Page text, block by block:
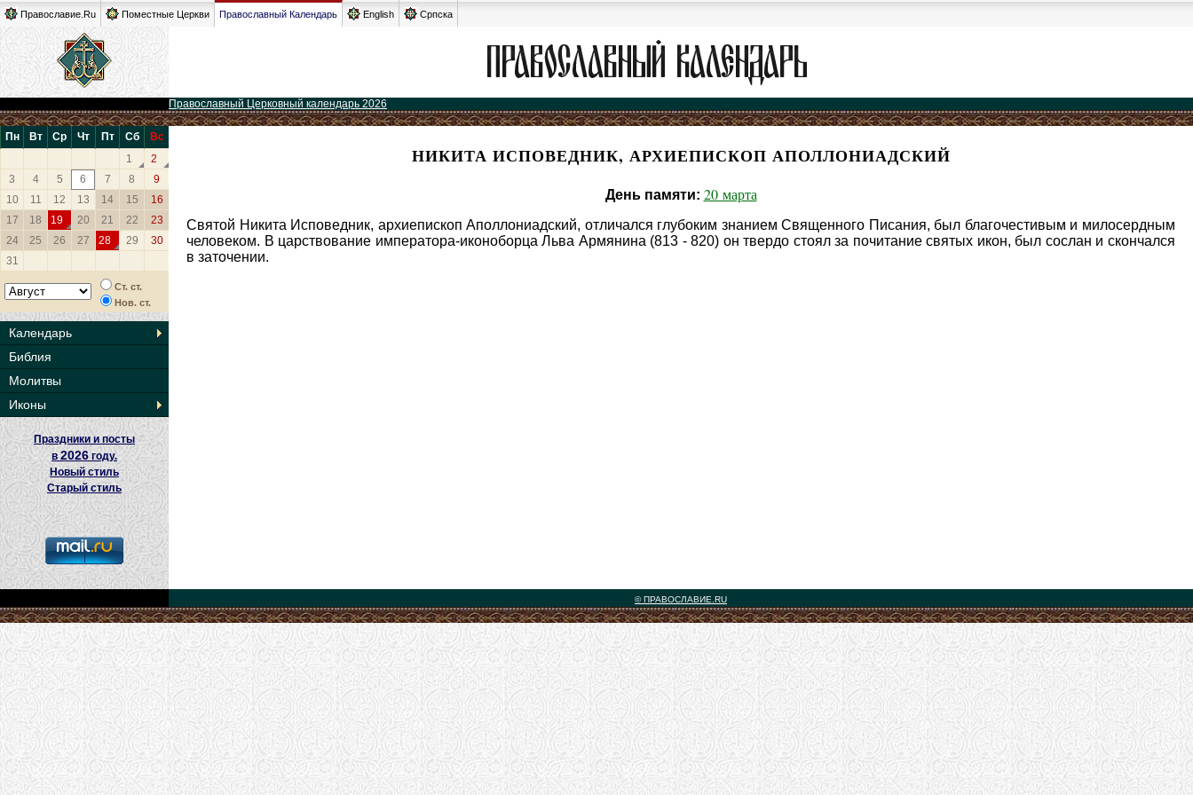
Православие.Ru Поместные Церкви Православный Календарь English Српска
Православный Церковный календарь 2026
Пн Вт Ср Чт Пт Сб
Вс
1
2
3
4 5 6 7 8
9
10
11 12 13 14 15
16
17
18 19 20 21 22
23
24
25 26 27 28 29
30
31
Ст. ст.
Нов. ст.
Календарь
Библия
Молитвы
Иконы
Праздники и посты
в 2026 году.
Новый стиль
Старый стиль
НИКИТА ИСПОВЕДНИК, АРХИЕПИСКОП АПОЛЛОНИАДСКИЙ
День памяти: 20 марта
Святой Никита Исповедник, архиепископ Аполлониадский, отличался глубоким знанием Священного Писания, был благочестивым и милосердным
человеком. В царствование императора-иконоборца Льва Армянина (813 - 820) он твердо стоял за почитание святых икон, был сослан и скончался
в заточении.
© ПРАВОСЛАВИЕ.RU